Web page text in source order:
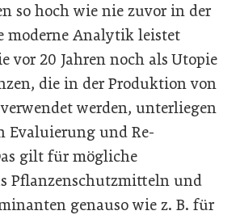
so hoch wie nie zuvor in der
moderne Analytik leistet
vor 20 Jahren noch als Utopie
die in der Produktion von
werden, unterliegen
Evaluierung und Re-
gilt für mögliche
Pflanzenschutzmitteln und
genauso wie z. B. für